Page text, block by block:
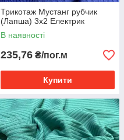
Трикотаж Мустанг рубчик
(Лапша) 3x2 Електрик
В наявності
235,76 ₴/пог.м
Купити